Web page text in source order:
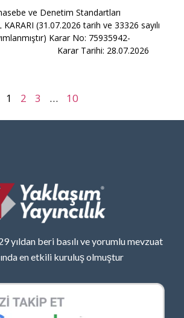
ve Denetim Standartları
(31.07.2026 tarih ve 33326 sayılı
Karar No: 75935942-
Karar Tarihi: 28.07.2026
1 2 3 … 10
yıldan beri basılı ve yorumlu mevzuat
en etkili kuruluş olmuştur